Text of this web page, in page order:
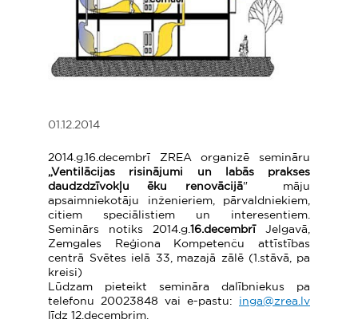
01.12.2014
2014.g.16.decembrī ZREA organizē semināru
„Ventilācijas risinājumi un labās prakses
daudzdzīvokļu ēku renovācijā" māju
apsaimniekotāju inženieriem, pārvaldniekiem,
citiem speciālistiem un interesentiem.
Seminārs notiks 2014.g.16.decembrī Jelgavā,
Zemgales Reģiona Kompetenču attīstības
centrā Svētes ielā 33, mazajā zālē (1.stāvā, pa
kreisi)
Lūdzam pieteikt semināra dalībniekus pa
telefonu 20023848 vai e-pastu: inga@zrea.lv
līdz 12.decembrim.